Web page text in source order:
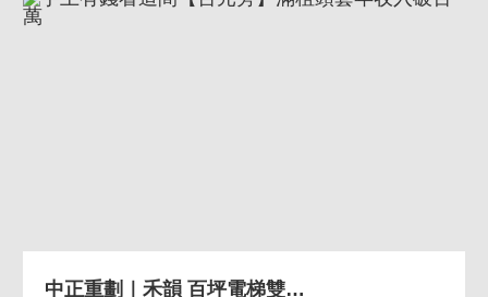
中正重劃｜禾韻 百坪電梯雙車別墅